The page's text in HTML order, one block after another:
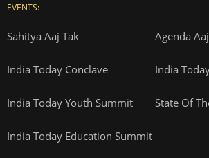
EVENTS:
Sahitya Aaj Tak Agenda
India Today Conclave India
India Today Youth Summit State Of
India Today Education Summit